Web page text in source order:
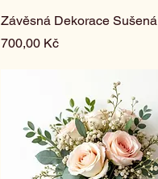
Závěsná Dekorace Sušená
Cena
700,00 Kč